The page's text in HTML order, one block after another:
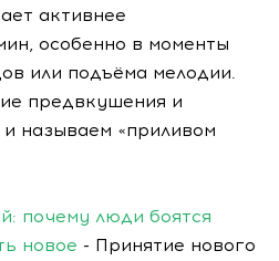
активнее
особенно в моменты
или подъёма мелодии.
предвкушения и
называем «приливом
почему люди боятся
новое - Принятие нового